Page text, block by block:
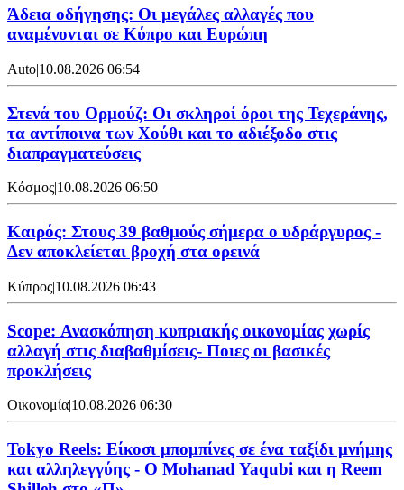
Άδεια οδήγησης: Οι μεγάλες αλλαγές που
αναμένονται σε Κύπρο και Ευρώπη
Auto|10.08.2026 06:54
Στενά του Ορμούζ: Οι σκληροί όροι της Τεχεράνης,
τα αντίποινα των Χούθι και το αδιέξοδο στις
διαπραγματεύσεις
Κόσμος|10.08.2026 06:50
Καιρός: Στους 39 βαθμούς σήμερα ο υδράργυρος -
Δεν αποκλείεται βροχή στα ορεινά
Κύπρος|10.08.2026 06:43
Scope: Ανασκόπηση κυπριακής οικονομίας χωρίς
αλλαγή στις διαβαθμίσεις- Ποιες οι βασικές
προκλήσεις
Οικονομία|10.08.2026 06:30
Tokyo Reels: Είκοσι μπομπίνες σε ένα ταξίδι μνήμης
και αλληλεγγύης - Ο Mohanad Yaqubi και η Reem